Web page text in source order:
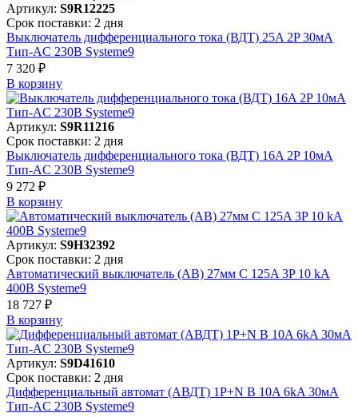
Артикул: S9R12225
Срок поставки: 2 дня
Выключатель дифференциального тока (ВДТ) 25A 2P 30мА
Тип-AC 230В Systeme9
7 320 ₽
В корзинy
Артикул: S9R11216
Срок поставки: 2 дня
Выключатель дифференциального тока (ВДТ) 16A 2P 10мА
Тип-AC 230В Systeme9
9 272 ₽
В корзинy
Артикул: S9H32392
Срок поставки: 2 дня
Автоматический выключатель (АВ) 27мм C 125A 3P 10 kA
400В Systeme9
18 727 ₽
В корзинy
Артикул: S9D41610
Срок поставки: 2 дня
Дифференциальный автомат (АВДТ) 1P+N B 10A 6kA 30мА
Тип-AC 230В Systeme9